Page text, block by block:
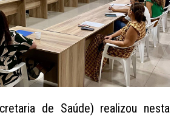
de Saúde) realizou nesta